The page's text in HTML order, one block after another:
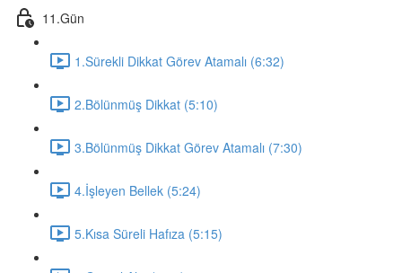
11.Gün
1.Sürekli Dikkat Görev Atamalı (6:32)
2.Bölünmüş Dikkat (5:10)
3.Bölünmüş Dikkat Görev Atamalı (7:30)
4.İşleyen Bellek (5:24)
5.Kısa Süreli Hafıza (5:15)